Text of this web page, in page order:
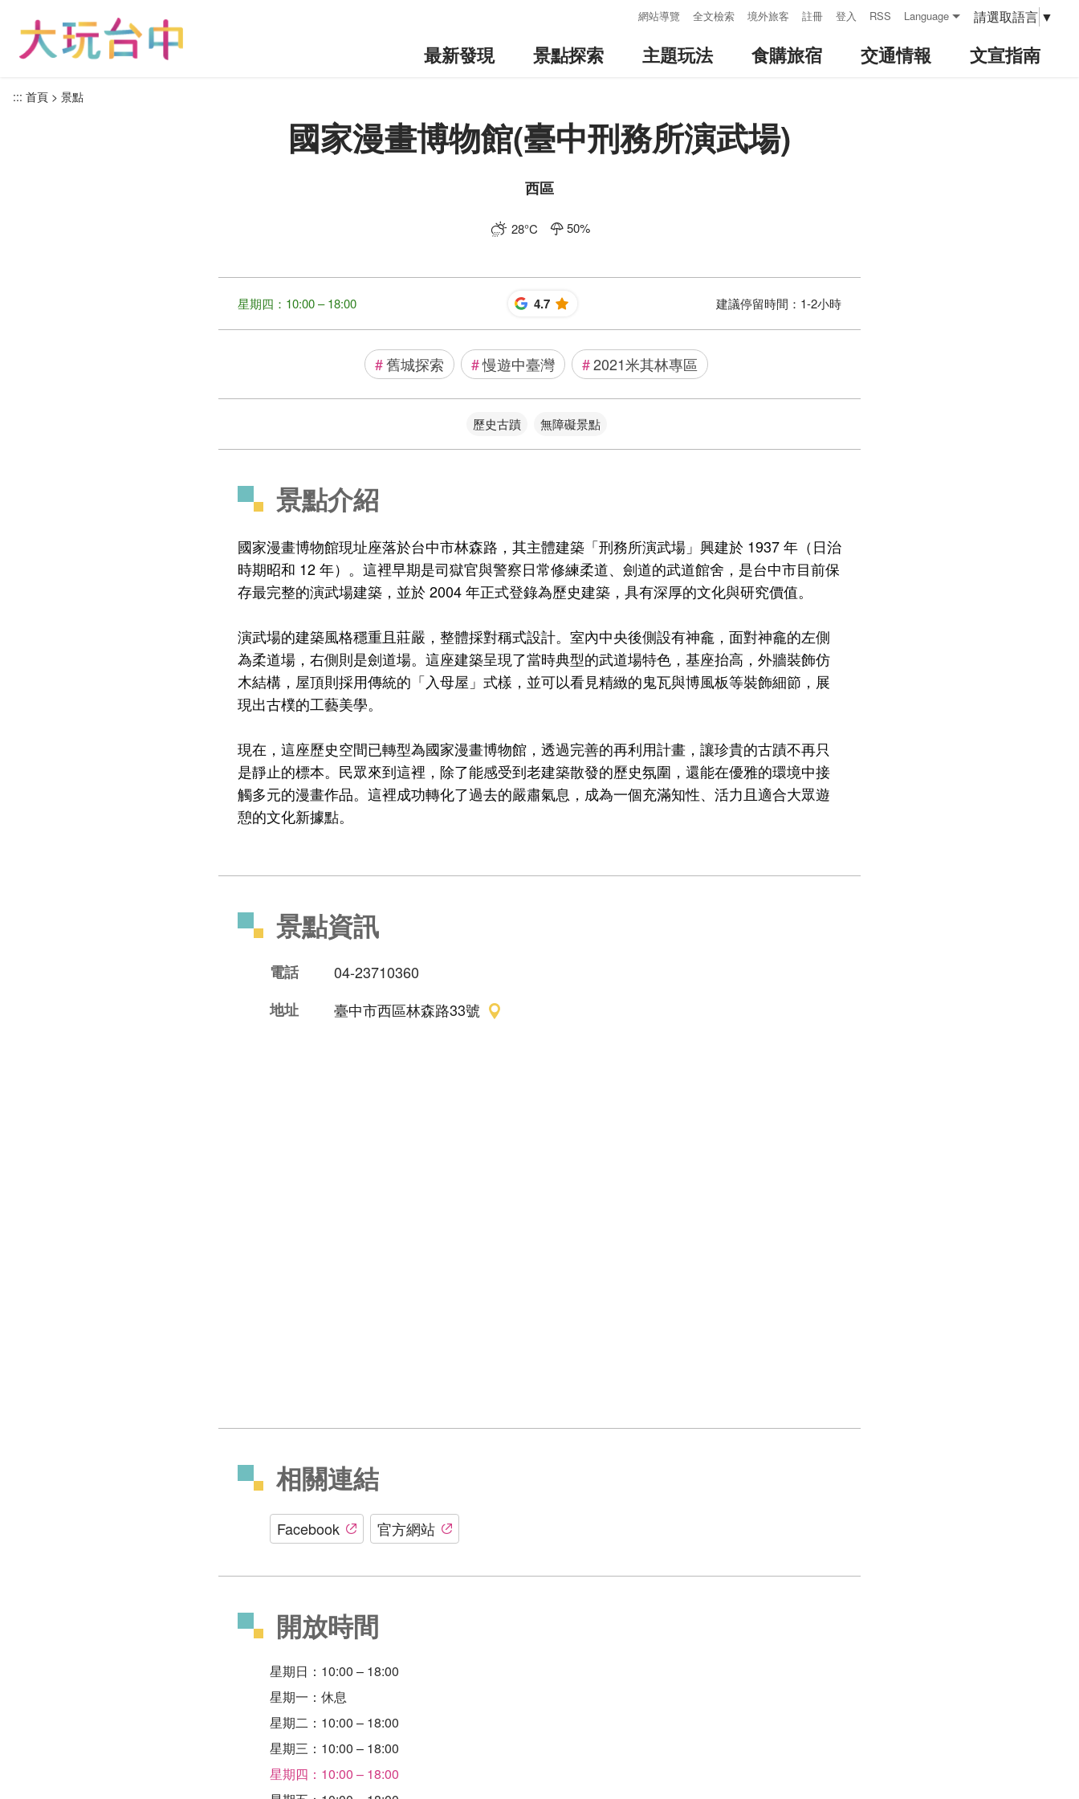
網站導覽 全文檢索 境外旅客 註冊 登入 RSS Language 請選取語言 ▼
最新發現 景點探索 主題玩法 食購旅宿 交通情報 文宣指南
::: 首頁 景點
國家漫畫博物館(臺中刑務所演武場)
西區
28°C 50%
星期四：10:00 – 18:00 4.7 星 建議停留時間： 1-2小時
#舊城探索 #慢遊中臺灣 #2021米其林專區
歷史古蹟 無障礙景點
景點介紹
國家漫畫博物館現址座落於台中市林森路，其主體建築「刑務所演武場」興建於 1937 年（日治
時期昭和 12 年）。這裡早期是司獄官與警察日常修練柔道、劍道的武道館舍，是台中市目前保
存最完整的演武場建築，並於 2004 年正式登錄為歷史建築，具有深厚的文化與研究價值。
演武場的建築風格穩重且莊嚴，整體採對稱式設計。室內中央後側設有神龕，面對神龕的左側
為柔道場，右側則是劍道場。這座建築呈現了當時典型的武道場特色，基座抬高，外牆裝飾仿
木結構，屋頂則採用傳統的「入母屋」式樣，並可以看見精緻的鬼瓦與博風板等裝飾細節，展
現出古樸的工藝美學。
現在，這座歷史空間已轉型為國家漫畫博物館，透過完善的再利用計畫，讓珍貴的古蹟不再只
是靜止的標本。民眾來到這裡，除了能感受到老建築散發的歷史氛圍，還能在優雅的環境中接
觸多元的漫畫作品。這裡成功轉化了過去的嚴肅氣息，成為一個充滿知性、活力且適合大眾遊
憩的文化新據點。
景點資訊
電話
04-23710360
地址
臺中市西區林森路33號
相關連結
Facebook 官方網站
開放時間
星期日：10:00 – 18:00
星期一：休息
星期二：10:00 – 18:00
星期三：10:00 – 18:00
星期四：10:00 – 18:00